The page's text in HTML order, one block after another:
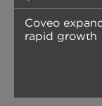
Coveo
rapid growth